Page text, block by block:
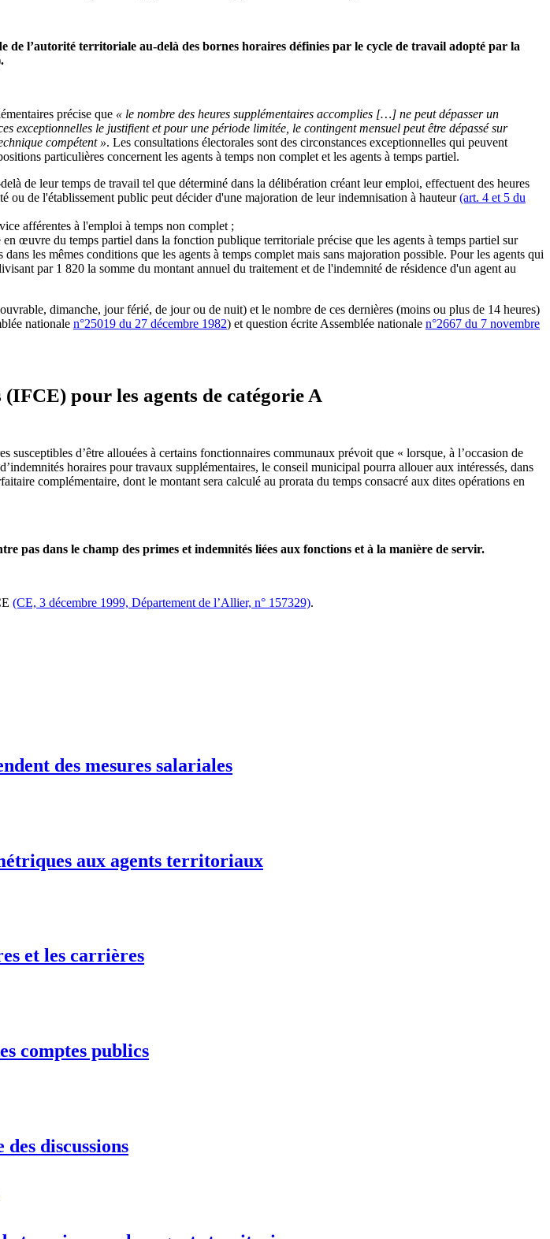
de l’autorité territoriale au-delà des bornes horaires définies par le cycle de travail adopté par la
précise que « le nombre des heures supplémentaires accomplies […] ne peut dépasser un
exceptionnelles le justifient et pour une période limitée, le contingent mensuel peut être dépassé sur
compétent ». Les consultations électorales sont des cir­constances exceptionnelles qui peuvent
particulières concernent les agents à temps non complet et les agents à temps partiel.
de leur temps de travail tel que déterminé dans la délibération créant leur emploi, effectuent des heures
ou de l'établissement public peut décider d'une majoration de leur indemnisation à hauteur(art. 4 et 5 du
afférentes à l'emploi à temps non complet ;
en œuvre du temps partiel dans la fonction publique territoriale précise que les agents à temps partiel sur
les mêmes conditions que les agents à temps complet mais sans majoration possible. Pour les agents qui
par 1 820 la somme du montant annuel du traitement et de l'indemnité de résidence d'un agent au
dimanche, jour férié, de jour ou de nuit) et le nombre de ces dernières (moins ou plus de 14 heures)
nationale n°25019 du 27 décembre 1982) et question écrite Assemblée nationale n°2667 du 7 novembre
pour les agents de catégorie A
d’être allouées à certains fonctionnaires communaux prévoit que « lorsque, à l’oc­casion de
horaires pour travaux supplémentaires, le conseil municipal pourra allouer aux intéressés, dans
complémentaire, dont le montant sera calculé au prorata du temps consacré aux dites opérations en
pas dans le champ des primes et indemnités liées aux fonctions et à la manière de servir.
(CE, 3 décembre 1999, Département de l’Allier, n° 157329).
des mesures salariales
aux agents territoriaux
et les carrières
comptes publics
discussions